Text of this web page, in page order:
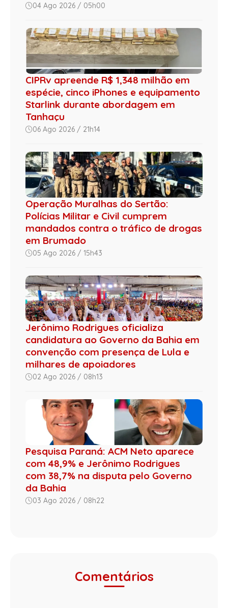
04 Ago 2026 / 05h00
CIPRv apreende R$ 1,348 milhão em
espécie, cinco iPhones e equipamento
Starlink durante abordagem em
Tanhaçu
06 Ago 2026 / 21h14
Operação Muralhas do Sertão:
Polícias Militar e Civil cumprem
mandados contra o tráfico de drogas
em Brumado
05 Ago 2026 / 15h43
Jerônimo Rodrigues oficializa
candidatura ao Governo da Bahia em
convenção com presença de Lula e
milhares de apoiadores
02 Ago 2026 / 08h13
Pesquisa Paraná: ACM Neto aparece
com 48,9% e Jerônimo Rodrigues
com 38,7% na disputa pelo Governo
da Bahia
03 Ago 2026 / 08h22
Comentários